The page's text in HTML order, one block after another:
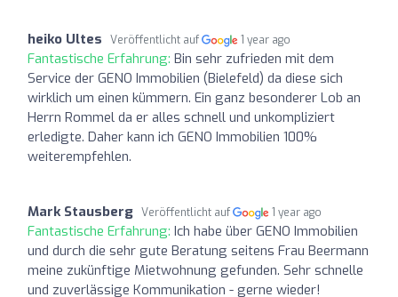
heiko Ultes Veröffentlicht auf 1 year ago
Fantastische Erfahrung: Bin sehr zufrieden mit dem
Service der GENO Immobilien (Bielefeld) da diese sich
wirklich um einen kümmern. Ein ganz besonderer Lob an
Herrn Rommel da er alles schnell und unkompliziert
erledigte. Daher kann ich GENO Immobilien 100%
weiterempfehlen.
Mark Stausberg Veröffentlicht auf 1 year ago
Fantastische Erfahrung: Ich habe über GENO Immobilien
und durch die sehr gute Beratung seitens Frau Beermann
meine zukünftige Mietwohnung gefunden. Sehr schnelle
und zuverlässige Kommunikation - gerne wieder!